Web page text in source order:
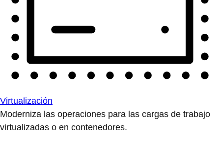
Virtualización
Moderniza las operaciones para las cargas de trabajo
virtualizadas o en contenedores.